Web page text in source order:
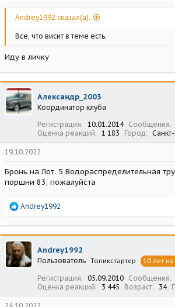
Andrey1992 сказал(а):
Все, что висит в теме есть.
Иду в личку
Александр_2003
Координатор клуба
Регистрация
10.01.2014 Сообщения
Оценка реакций
1 183 Город
19.10.2022
Бронь на Лот. 5 Водораспределительная
поршни 83, пожалуйста
Р
а
к
ц
и
и
Andrey1992
Andrey1992
Пользователь Топикстартер 10 лет
Регистрация 05.09.2010 Сообщения
Оценка реакций
3 445 Возраст 34